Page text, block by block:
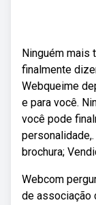
Ninguém mais
finalmente
Webqueime
e para você.
você pode
brochura;
Webcom
de associação